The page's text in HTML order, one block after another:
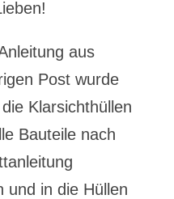
aus
Post wurde
Klarsichthüllen
Bauteile nach
und in die Hüllen